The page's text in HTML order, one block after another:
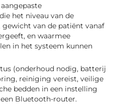
het niveau van de
van de patiënt vanaf
en waarmee
in het systeem kunnen
(onderhoud nodig, batterij
reiniging vereist, veilige
bedden in een instelling
Bluetooth-router.